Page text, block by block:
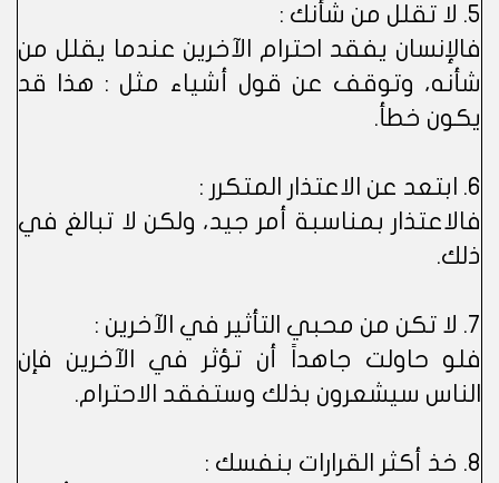
5. لا تقلل من شأنك :
فالإنسان يفقد احترام الآخرين عندما يقلل من
شأنه، وتوقف عن قول أشياء مثل : هذا قد
يكون خطأ.
6. ابتعد عن الاعتذار المتكرر :
فالاعتذار بمناسبة أمر جيد، ولكن لا تبالغ في
ذلك.
7. لا تكن من محبي التأثير في الآخرين :
فلو حاولت جاهداً أن تؤثر في الآخرين فإن
الناس سيشعرون بذلك وستفقد الاحترام.
8. خذ أكثر القرارات بنفسك :